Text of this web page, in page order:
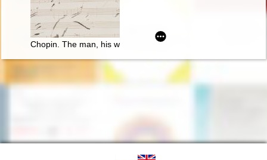
Chopin. The man, his work and its resonance